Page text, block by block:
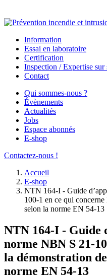
Information
Essai en laboratoire
Certification
Inspection / Expertise sur
Contact
Qui sommes-nous ?
Évènements
Actualités
Jobs
Espace abonnés
E-shop
Contactez-nous !
Accueil
E-shop
NTN 164-I - Guide
100-1 en ce qui
selon la norme EN 54-13
NTN 164-I - Guide
norme NBN S 21-
la démonstration
norme EN 54-13